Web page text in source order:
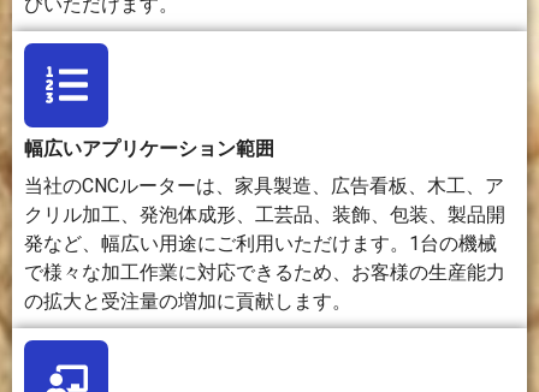
品などの
大量生産
通常は
ップ時
間が必
要とな
る。
的です。
工
具
の
件
ルーター
ビット、
ドリルビ
ット、彫
フライ
ス加工
用カッ
レンズ、
ミラー、
ノズル、
フィラメン
粉末、ノズ
幅広いアプリケーション範囲
当社のCNCルーターは、家具製造、広告看板、木工、ア
クリル加工、発泡体成形、工芸品、装飾、包装、製品開
発など、幅広い用途にご利用いただけます。1台の機械
で様々な加工作業に対応できるため、お客様の生産能力
の拡大と受注量の増加に貢献します。